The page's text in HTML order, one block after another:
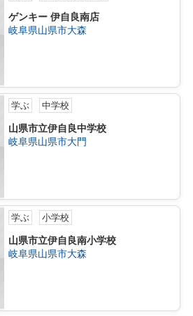
ゲンキー 伊自良南店
岐阜県山県市大森
学ぶ 中学校
山県市立伊自良中学校
岐阜県山県市大門
学ぶ 小学校
山県市立伊自良南小学校
岐阜県山県市大森